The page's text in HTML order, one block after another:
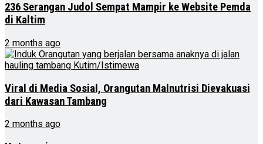
236 Serangan Judol Sempat Mampir ke Website Pemda
di Kaltim
2 months ago
Viral di Media Sosial, Orangutan Malnutrisi Dievakuasi
dari Kawasan Tambang
2 months ago